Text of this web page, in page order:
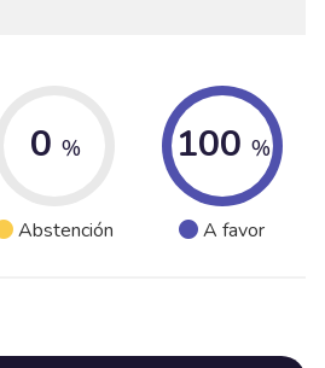
0 %
Abstención
100 %
A favor